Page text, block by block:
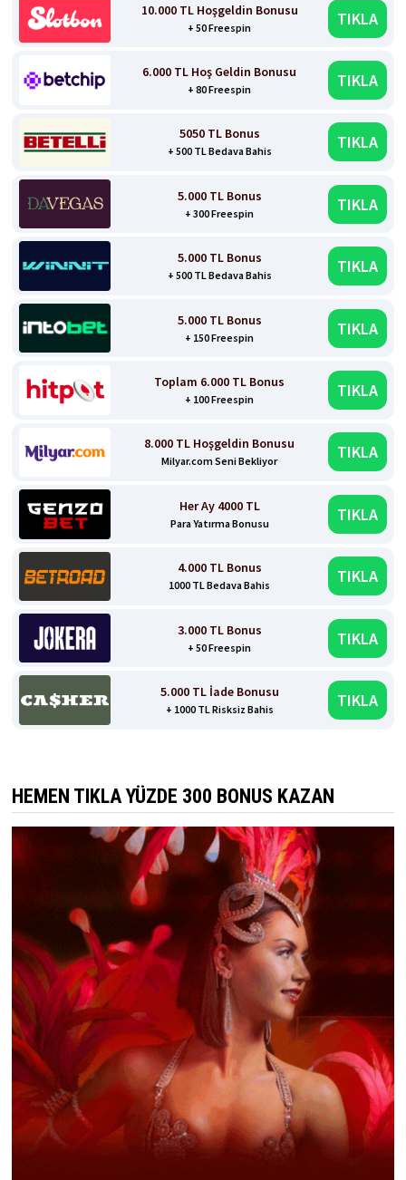
10.000 TL Hoşgeldin Bonusu
+ 50 Freespin TIKLA
6.000 TL Hoş Geldin Bonusu
+ 80 Freespin TIKLA
5050 TL Bonus
+ 500 TL Bedava Bahis TIKLA
5.000 TL Bonus
+ 300 Freespin TIKLA
5.000 TL Bonus
+ 500 TL Bedava Bahis TIKLA
5.000 TL Bonus
+ 150 Freespin TIKLA
Toplam 6.000 TL Bonus
+ 100 Freespin TIKLA
8.000 TL Hoşgeldin Bonusu
Milyar.com Seni Bekliyor TIKLA
Her Ay 4000 TL
Para Yatırma Bonusu TIKLA
4.000 TL Bonus
1000 TL Bedava Bahis TIKLA
3.000 TL Bonus
+ 50 Freespin TIKLA
5.000 TL İade Bonusu
+ 1000 TL Risksiz Bahis TIKLA
HEMEN TIKLA YÜZDE 300 BONUS KAZAN